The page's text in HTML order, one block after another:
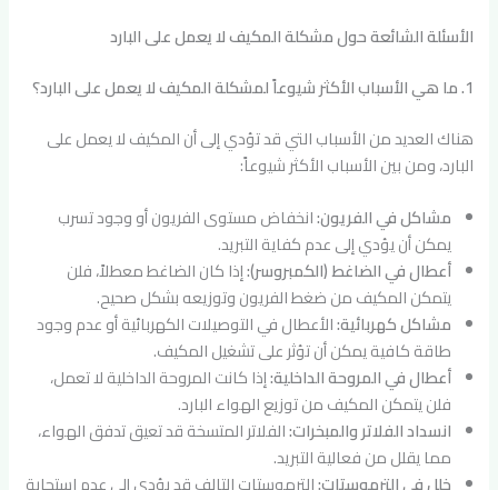
الأسئلة الشائعة حول مشكلة المكيف لا يعمل على البارد
1. ما هي الأسباب الأكثر شيوعاً لمشكلة المكيف لا يعمل على البارد؟
هناك العديد من الأسباب التي قد تؤدي إلى أن المكيف لا يعمل على
البارد، ومن بين الأسباب الأكثر شيوعاً:
مشاكل في الفريون:انخفاض مستوى الفريون أو وجود تسرب
يمكن أن يؤدي إلى عدم كفاية التبريد.
أعطال في الضاغط (الكمبروسر):إذا كان الضاغط معطلاً، فلن
يتمكن المكيف من ضغط الفريون وتوزيعه بشكل صحيح.
مشاكل كهربائية:الأعطال في التوصيلات الكهربائية أو عدم وجود
طاقة كافية يمكن أن تؤثر على تشغيل المكيف.
أعطال في المروحة الداخلية:إذا كانت المروحة الداخلية لا تعمل،
فلن يتمكن المكيف من توزيع الهواء البارد.
انسداد الفلاتر والمبخرات:الفلاتر المتسخة قد تعيق تدفق الهواء،
مما يقلل من فعالية التبريد.
خلل في الترموستات:الترموستات التالف قد يؤدي إلى عدم استجابة